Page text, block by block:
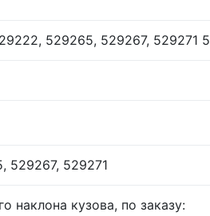
529265, 529267, 529271 5
529267, 529271
наклона кузова, по заказу: